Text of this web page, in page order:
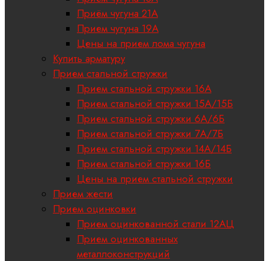
Приём чугуна 21А
Прием чугуна 19А
Цены на прием лома чугуна
Купить арматуру
Прием стальной стружки
Прием стальной стружки 16А
Прием стальной стружки 15А/15Б
Прием стальной стружки 6А/6Б
Прием стальной стружки 7А/7Б
Прием стальной стружки 14А/14Б
Прием стальной стружки 16Б
Цены на прием стальной стружки
Прием жести
Прием оцинковки
Прием оцинкованной стали 12АЦ
Прием оцинкованных
металлоконструкций